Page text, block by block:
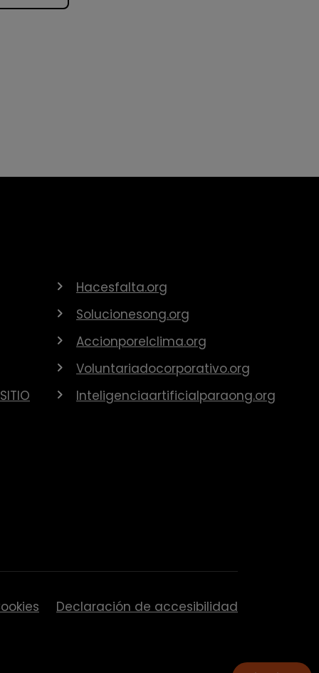
Hacesfalta.org
Solucionesong.org
Accionporelclima.org
Voluntariadocorporativo.org
Inteligenciaartificialparaong.org
Declaración de accesibilidad